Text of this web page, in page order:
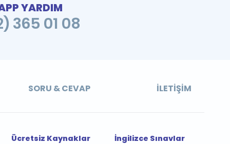
YARDIM
365 01 08
SORU & CEVAP İLETIŞIM
Ücretsiz Kaynaklar
İngilizce Sınavlar